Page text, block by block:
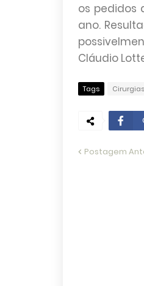
os pedidos
ano.
Cláudio
Tags Cirurgias
Postagem